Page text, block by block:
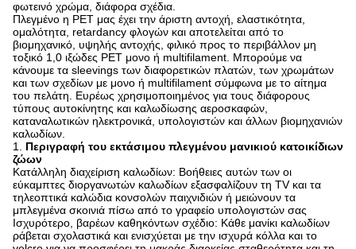
φωτεινό χρώμα, διάφορα σχέδια.
Πλεγμένο η PET μας έχει την άριστη αντοχή, ελαστικότητα,
ομαλότητα, retardancy φλογών και αποτελείται από το
βιομηχανικό, υψηλής αντοχής, φιλικό προς το περιβάλλον μη
τοξικό 1,0 ιξώδες PET μονο ή multifilament. Μπορούμε να
κάνουμε τα sleevings των διαφορετικών πλατών, των χρωμάτων
και των σχεδίων με μονο ή multifilament σύμφωνα με το αίτημα
του πελάτη. Ευρέως χρησιμοποιημένος για τους διάφορους
τύπους αυτοκίνητης και καλωδίωσης αεροσκαφών,
καταναλωτικών ηλεκτρονικά, υπολογιστών και άλλων βιομηχανιών
καλωδίων.
1. Περιγραφή του εκτάσιμου πλεγμένου μανικιού κατοικίδιων
ζώων
Κατάλληλη διαχείριση καλωδίων: Βοήθειες αυτών των οι
εύκαμπτες διοργανωτών καλωδίων εξασφαλίζουν τη TV και τα
τηλεοπτικά καλώδια κονσολών παιχνιδιών ή μειώνουν τα
μπλεγμένα σκοινιά πίσω από το γραφείο υπολογιστών σας
Ισχυρότερο, βαρέων καθηκόντων σχέδιο: Κάθε μανίκι καλωδίων
ράβεται σχολαστικά και ενισχύεται με την ισχυρά κόλλα και το